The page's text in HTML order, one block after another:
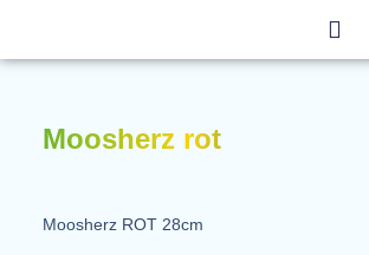
Moosherz rot
Moosherz ROT 28cm